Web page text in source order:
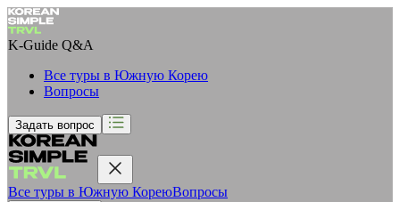
K-Guide Q&A
Все туры в Южную Корею
Вопросы
Задать вопрос
Все туры в Южную КореюВопросы